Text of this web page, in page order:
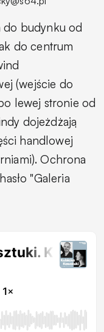
do budynku od
do centrum
(wejście do
lewej stronie od
dojeżdżają
handlowej
Ochrona
"Galeria